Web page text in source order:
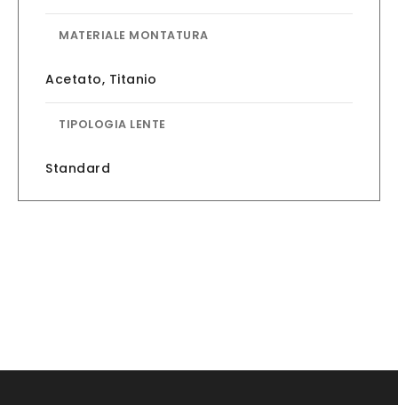
MATERIALE MONTATURA
Acetato, Titanio
TIPOLOGIA LENTE
Standard